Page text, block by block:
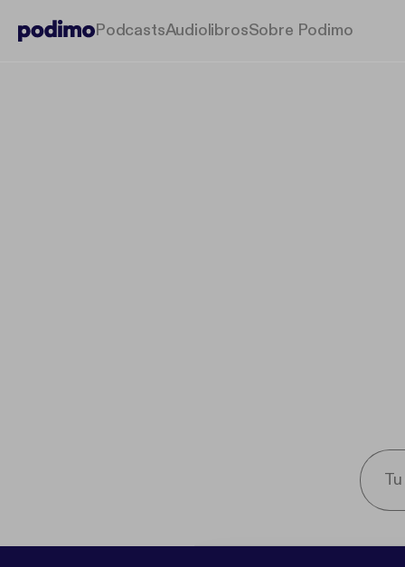
PodcastsAudiolibrosSobre Podimo